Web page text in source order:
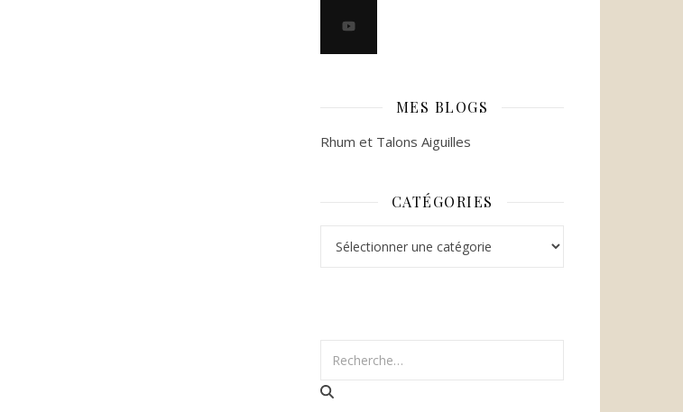
MES BLOGS
Rhum et Talons Aiguilles
CATÉGORIES